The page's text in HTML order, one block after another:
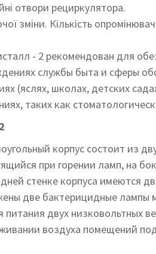
отвори рециркулятора.
зміни. Кількість
- 2 рекомендован для
службы быта и сферы
(яслях, школах, детских
таких как
корпус состоит из
при горении ламп, на
стенке корпуса имеются
две бактерицидные
двух низковольтных
воздуха помещений